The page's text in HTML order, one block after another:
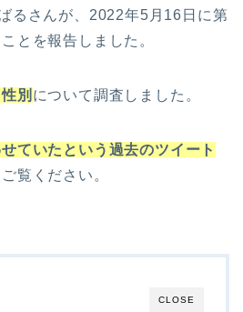
るさんが、2022年5月16日に第
とを報告しました。
別 について調査しました。
ていたという過去のツイート
覧ください。
CLOSE